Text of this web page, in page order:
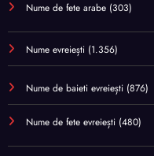
Nume de fete arabe (303)
Nume evreiești (1.356)
Nume de baieti evreiești (876)
Nume de fete evreiești (480)